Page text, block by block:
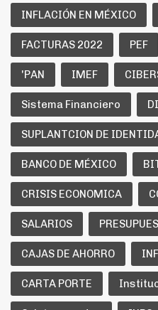
INFLACIÓN EN MÉXICO
FACTURAS 2022 PEF
'PAN IMEF
Sistema Financiero
SUPLANTCION DE
BANCO DE MÉXICO
CRISIS ECONOMICA
SALARIOS
CAJAS DE AHORRO
CARTA PORTE